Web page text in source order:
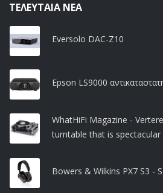
ΤΕΛΕΥΤΑΊΑ ΝΈΑ
Eversolo DAC-Z10
Epson LS9000
WhatHiFi Magazine -
turntable that is spectacular
Bowers & Wilkins PX7 S3 -